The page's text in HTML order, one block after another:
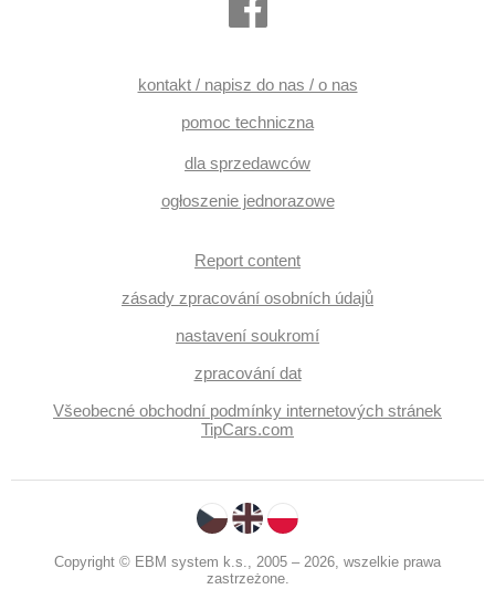
kontakt / napisz do nas / o nas
pomoc techniczna
dla sprzedawców
ogłoszenie jednorazowe
Report content
zásady zpracování osobních údajů
nastavení soukromí
zpracování dat
Všeobecné obchodní podmínky internetových stránek
TipCars.com
Copyright © EBM system k.s., 2005 – 2026, wszelkie prawa
zastrzeżone.